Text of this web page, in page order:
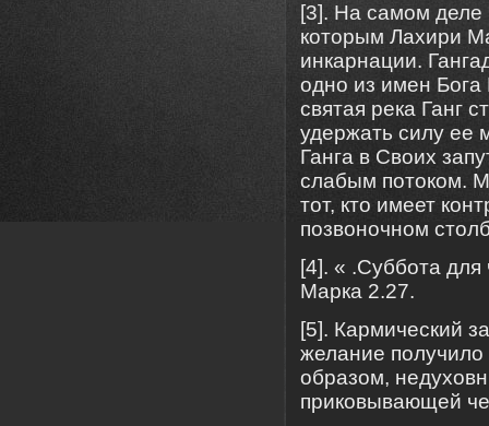
[3]. На самом деле
которым Лахири
инкарнации.
одно из имен
святая река Ганг
удержать силу ее
Ганга в Своих
слабым потоком.
тот, кто имеет
позвоночном
[4]. « .Суббота
Марка 2.27.
[5]. Кармический
желание
образом,
приковывающей